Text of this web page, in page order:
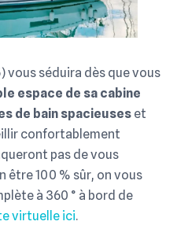
vous séduira dès que vous
espace de sa cabine
de bain spacieuses et
confortablement
pas de vous
être 100 % sûr, on vous
à 360 ° à bord de
virtuelle ici.